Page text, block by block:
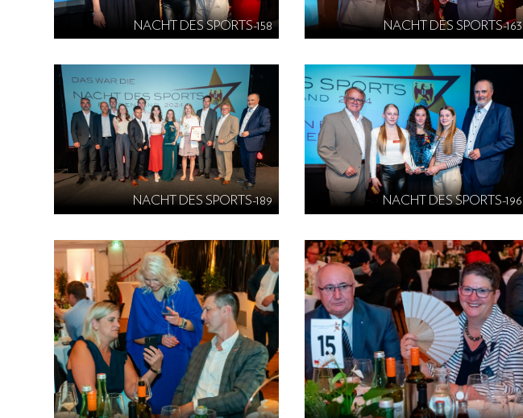
NACHT DES SPORTS-158 NACHT DES SPORTS-163
NACHT DES SPORTS-189 NACHT DES SPORTS-196